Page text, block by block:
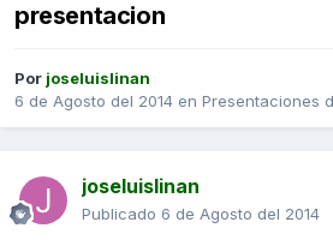
presentacion
Por joseluislinan
6 de Agosto del 2014 en Presentaciones
joseluislinan
Publicado 6 de Agosto del 2014